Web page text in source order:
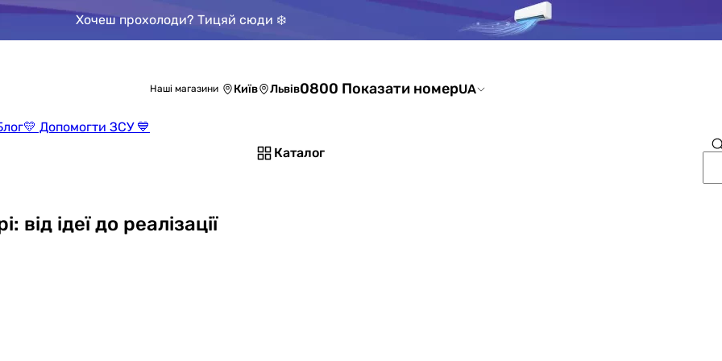
Хочеш прохолоди? Тицяй сюди ❄️
💛 Допомогти ЗСУ 💙
Наші магазини Київ Львів0800 Показати номерUA
Каталог
ідеї до реалізації